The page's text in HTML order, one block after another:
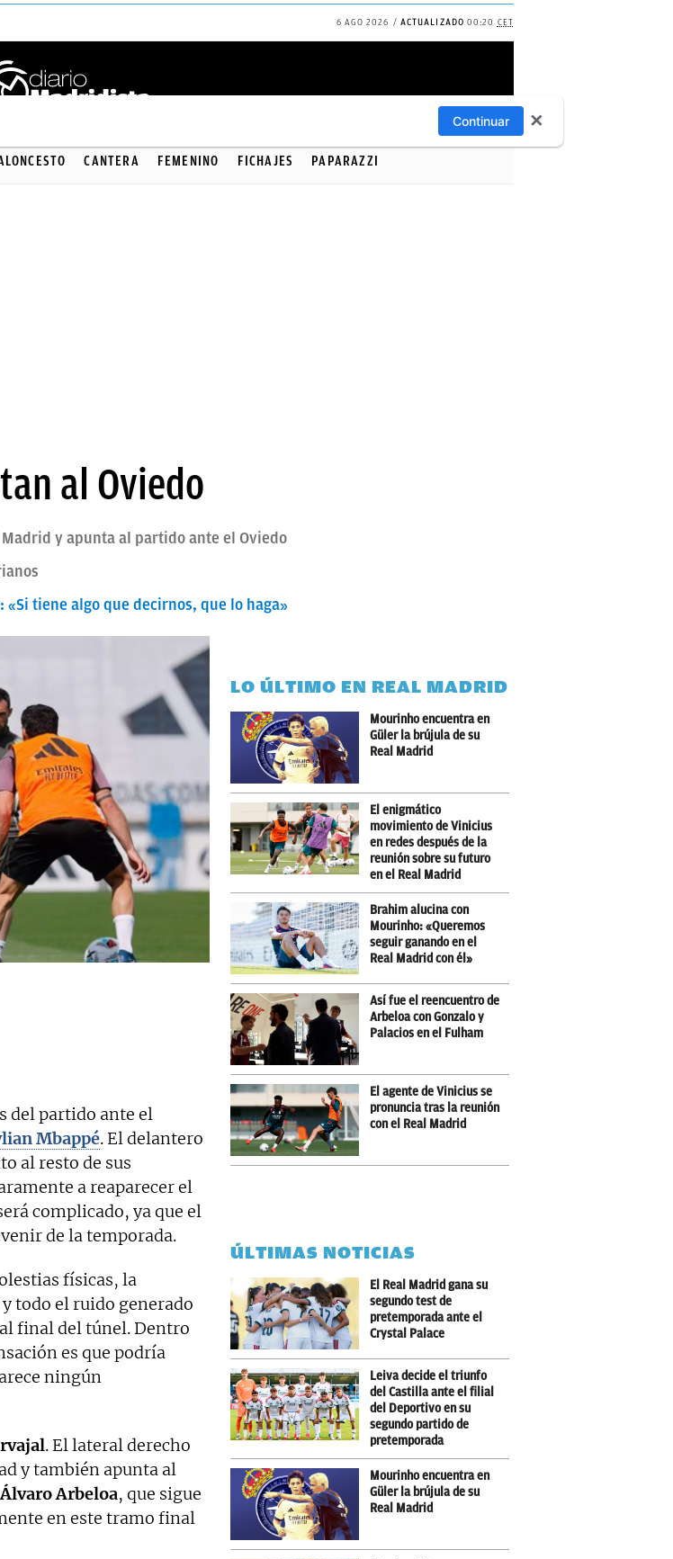
6 AGO 2026 ACTUALIZADO 00:20 CET
CANTERA FEMENINO FICHAJES PAPARAZZI
al Oviedo
y apunta al partido ante el Oviedo
tiene algo que decirnos, que lo haga»
del partido ante el
Mbappé. El delantero
al resto de sus
a reaparecer el
complicado, ya que el
de la temporada.
físicas, la
todo el ruido generado
final del túnel. Dentro
es que podría
ningún
. El lateral derecho
y también apunta al
Álvaro Arbeloa, que sigue
en este tramo final
LO ÚLTIMO EN REAL MADRID
Mourinho encuentra en
Güler la brújula de su
Real Madrid
El enigmático
movimiento de Vinicius
en redes después de la
reunión sobre su futuro
en el Real Madrid
Brahim alucina con
Mourinho: «Queremos
seguir ganando en el
Real Madrid con él»
Así fue el reencuentro de
Arbeloa con Gonzalo y
Palacios en el Fulham
El agente de Vinicius se
pronuncia tras la reunión
con el Real Madrid
ÚLTIMAS NOTICIAS
El Real Madrid gana su
segundo test de
pretemporada ante el
Crystal Palace
Leiva decide el triunfo
del Castilla ante el filial
del Deportivo en su
segundo partido de
pretemporada
Mourinho encuentra en
Güler la brújula de su
Real Madrid
Continuar ✕